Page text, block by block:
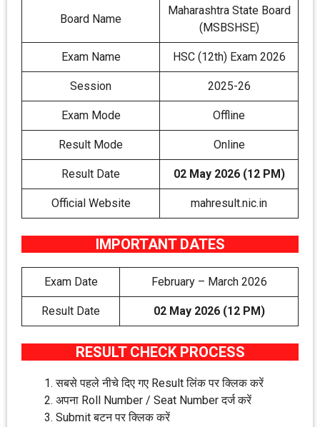
Board Name
Maharashtra State Board
(MSBSHSE)
Exam Name HSC (12th) Exam 2026
Session 2025-26
Exam Mode Offline
Result Mode Online
Result Date 02 May 2026 (12 PM)
Official Website mahresult.nic.in
IMPORTANT DATES
Exam Date February – March 2026
Result Date 02 May 2026 (12 PM)
RESULT CHECK PROCESS
सबसे पहले नीचे दिए गए Result लिंक पर क्लिक करें
अपना Roll Number / Seat Number दर्ज करें
Submit बटन पर क्लिक करें